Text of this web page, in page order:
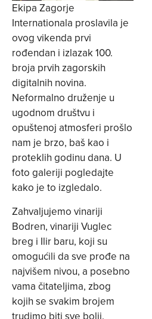
Ekipa Zagorje
Internationala proslavila je
ovog vikenda prvi
rođendan i izlazak 100.
broja prvih zagorskih
digitalnih novina.
Neformalno druženje u
ugodnom društvu i
opuštenoj atmosferi prošlo
nam je brzo, baš kao i
proteklih godinu dana. U
foto galeriji pogledajte
kako je to izgledalo.
Zahvaljujemo vinariji
Bodren, vinariji Vuglec
breg i Ilir baru, koji su
omogućili da sve prođe na
najvišem nivou, a posebno
vama čitateljima, zbog
kojih se svakim brojem
trudimo biti sve bolji.